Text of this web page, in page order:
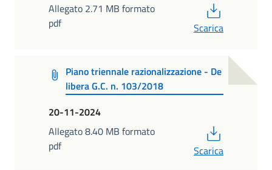
Allegato 2.71 MB formato
pdf
Scarica
Piano triennale razionalizzazione - De
libera G.C. n. 103/2018
20-11-2024
Allegato 8.40 MB formato
pdf
Scarica